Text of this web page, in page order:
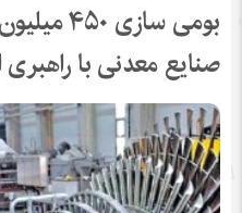
بومی
صنایع معدنی با راهبری